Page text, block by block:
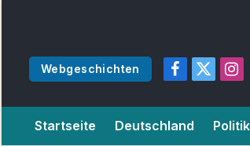
Webgeschichten
Facebook
X
Startseite Deutschland Politik